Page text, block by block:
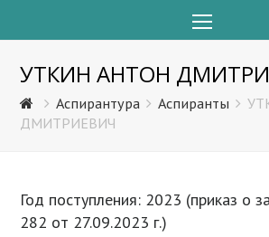
Menu
УТКИН АНТОН
Аспирантура Аспиранты
ДМИТРИЕВИЧ
Год поступления: 2023 (приказ о
282 от 27.09.2023 г.)